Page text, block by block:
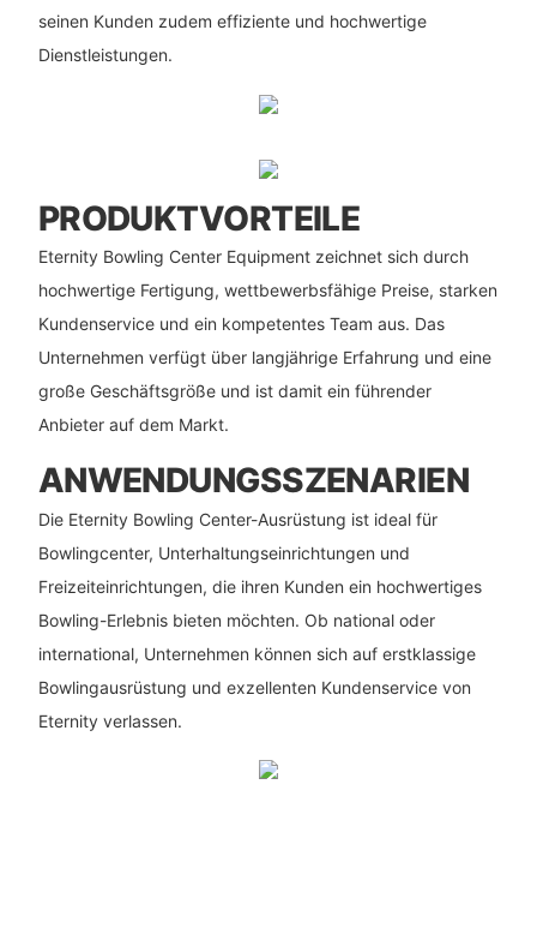
seinen Kunden zudem effiziente und hochwertige
Dienstleistungen.
PRODUKTVORTEILE
Eternity Bowling Center Equipment zeichnet sich durch
hochwertige Fertigung, wettbewerbsfähige Preise, starken
Kundenservice und ein kompetentes Team aus. Das
Unternehmen verfügt über langjährige Erfahrung und eine
große Geschäftsgröße und ist damit ein führender
Anbieter auf dem Markt.
ANWENDUNGSSZENARIEN
Die Eternity Bowling Center-Ausrüstung ist ideal für
Bowlingcenter, Unterhaltungseinrichtungen und
Freizeiteinrichtungen, die ihren Kunden ein hochwertiges
Bowling-Erlebnis bieten möchten. Ob national oder
international, Unternehmen können sich auf erstklassige
Bowlingausrüstung und exzellenten Kundenservice von
Eternity verlassen.